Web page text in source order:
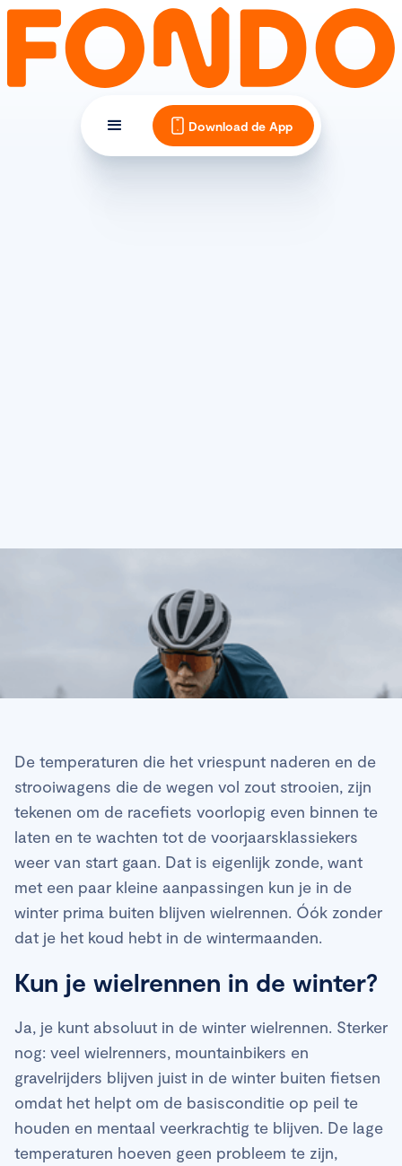
Download de App
De temperaturen die het vriespunt naderen en de
strooiwagens die de wegen vol zout strooien, zijn
tekenen om de racefiets voorlopig even binnen te
laten en te wachten tot de voorjaarsklassiekers
weer van start gaan. Dat is eigenlijk zonde, want
met een paar kleine aanpassingen kun je in de
winter prima buiten blijven wielrennen. Óók zonder
dat je het koud hebt in de wintermaanden.
Kun je wielrennen in de winter?
Ja, je kunt absoluut in de winter wielrennen. Sterker
nog: veel wielrenners, mountainbikers en
gravelrijders blijven juist in de winter buiten fietsen
omdat het helpt om de basisconditie op peil te
houden en mentaal veerkrachtig te blijven. De lage
temperaturen hoeven geen probleem te zijn,